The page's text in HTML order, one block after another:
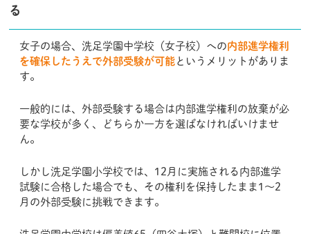
る
女子の場合、洗足学園中学校（女子校）への内部進学権利
を確保したうえで外部受験が可能 というメリットがありま
す。
一般的には、外部受験する場合は内部進学権利の放棄が必
要な学校が多く、どちらか一方を選ばなければいけませ
ん。
しかし洗足学園小学校では、12月に実施される内部進学
試験に合格した場合でも、その権利を保持したまま1〜2
月の外部受験に挑戦できます。